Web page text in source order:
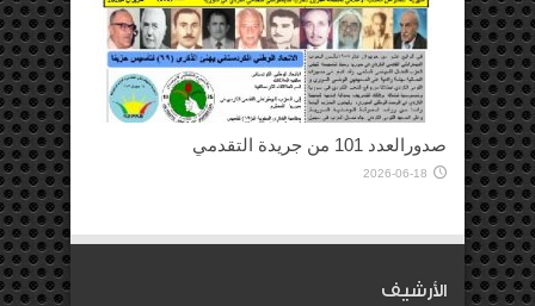
صدورالعدد 101 من جريدة التقدمي
2026-06-18
الأرشيف